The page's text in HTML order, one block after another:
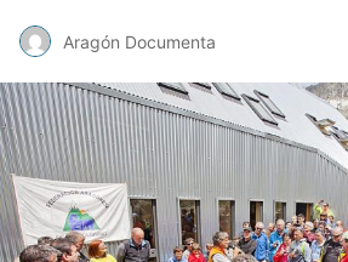
Aragón Documenta